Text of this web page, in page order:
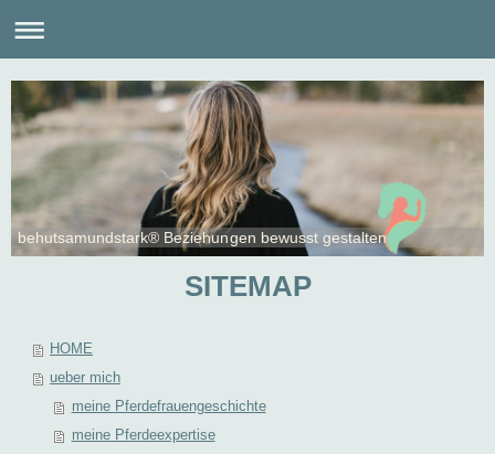
behutsamundstark® Beziehungen bewusst gestalten
SITEMAP
HOME
ueber mich
meine Pferdefrauengeschichte
meine Pferdeexpertise